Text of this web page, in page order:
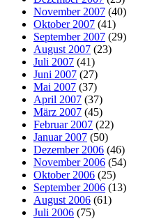
November 2007 (40)
Oktober 2007 (41)
September 2007 (29)
August 2007 (23)
Juli 2007 (41)
Juni 2007 (27)
Mai 2007 (37)
April 2007 (37)
März 2007 (45)
Februar 2007 (22)
Januar 2007 (50)
Dezember 2006 (46)
November 2006 (54)
Oktober 2006 (25)
September 2006 (13)
August 2006 (61)
Juli 2006 (75)